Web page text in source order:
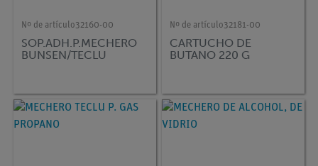
Nº de artículo32160-00
SOP.ADH.P.MECHERO
BUNSEN/TECLU
Nº de artículo32181-00
CARTUCHO DE
BUTANO 220 G